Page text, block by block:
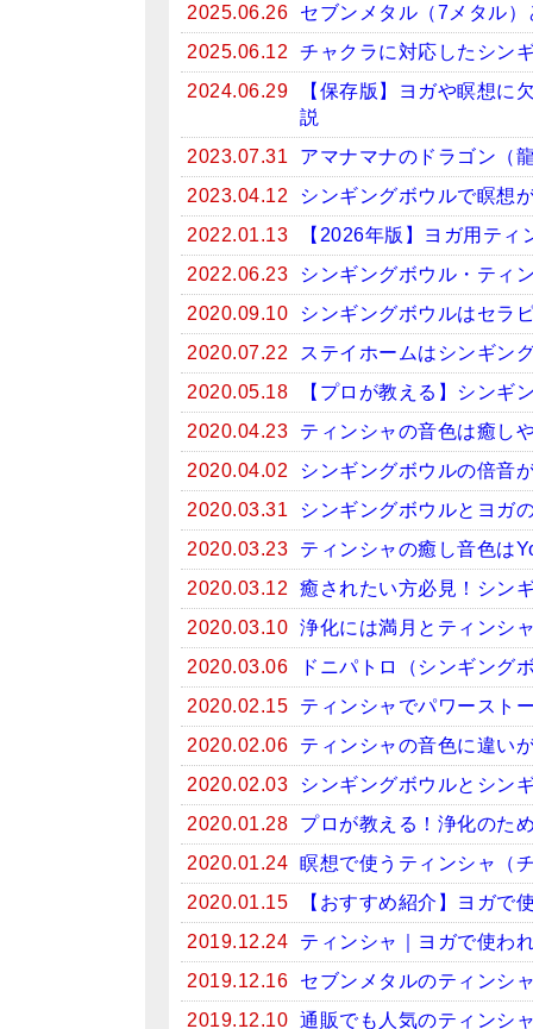
2025.06.26
セブンメタル（7メタル
2025.06.12
チャクラに対応したシン
2024.06.29
【保存版】ヨガや瞑想に
説
2023.07.31
アマナマナのドラゴン（
2023.04.12
シンギングボウルで瞑想
2022.01.13
【2026年版】ヨガ用テ
2022.06.23
シンギングボウル・ティ
2020.09.10
シンギングボウルはセラ
2020.07.22
ステイホームはシンギン
2020.05.18
【プロが教える】シンギ
2020.04.23
ティンシャの音色は癒し
2020.04.02
シンギングボウルの倍音
2020.03.31
シンギングボウルとヨガ
2020.03.23
ティンシャの癒し音色は
2020.03.12
癒されたい方必見！シン
2020.03.10 浄化には満月とティンシ
2020.03.06
ドニパトロ（シンギング
2020.02.15
ティンシャでパワースト
2020.02.06
ティンシャの音色に違い
2020.02.03
シンギングボウルとシン
2020.01.28
プロが教える！浄化のた
2020.01.24 瞑想で使うティンシャ（
2020.01.15
【おすすめ紹介】ヨガで
2019.12.24
ティンシャ｜ヨガで使わ
2019.12.16
セブンメタルのティンシ
2019.12.10 通販でも人気のティンシ